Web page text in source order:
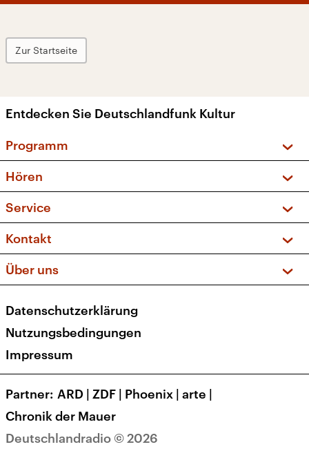
Zur Startseite
Entdecken Sie Deutschlandfunk Kultur
Programm
Sendungen und Podcasts
Musikliste
Kakadu – Das Kinderprogramm
Hören
Frequenzen (UKW + DAB+)
Service
FAQ
Apps
Newsletter
Veranstaltungen
Kontakt
Social Media
Über uns
Presse
Karriere
Transparenz
Deutschlandradio © 2026
Datenschutzerklärung
Nutzungsbedingungen
Impressum
Partner ARD | ZDF | Phoenix | arte |
Chronik der Mauer